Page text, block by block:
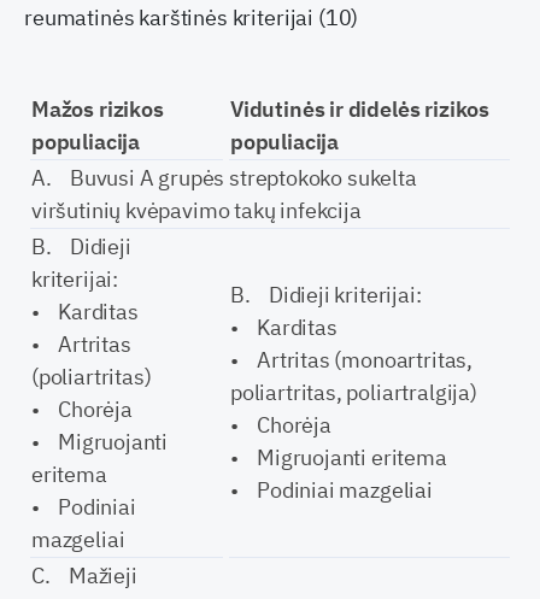
reumatinės karštinės kriterijai (10)
Mažos rizikos
populiacija
Vidutinės ir didelės rizikos
populiacija
A. Buvusi A grupės streptokoko sukelta
viršutinių kvėpavimo takų infekcija
B. Didieji
kriterijai:
• Karditas
• Artritas
(poliartritas)
• Chorėja
• Migruojanti
eritema
• Podiniai
mazgeliai
B. Didieji kriterijai:
• Karditas
• Artritas (monoartritas,
poliartritas, poliartralgija)
• Chorėja
• Migruojanti eritema
• Podiniai mazgeliai
C. Mažieji